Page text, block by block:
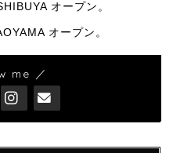
オープン。
オープン。
me ／